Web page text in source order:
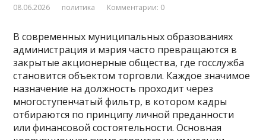
08.06.2026 политика Комментарии: 0
В современных муниципальных образованиях
администрация и мэрия часто превращаются в
закрытые акционерные общества, где госслужба
становится объектом торговли. Каждое значимое
назначение на должность проходит через
многоступенчатый фильтр, в котором кадры
отбираются по принципу личной преданности
или финансовой состоятельности. Основная